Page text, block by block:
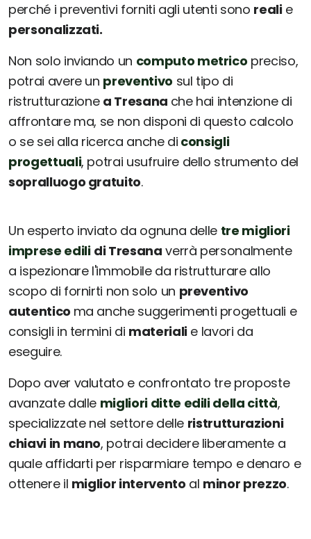
perché i preventivi forniti agli utenti sono realie
personalizzati.
Non solo inviando un computo metrico preciso,
potrai avere un preventivo sul tipo di
ristrutturazione a Tresana che hai intenzione di
affrontare ma, se non disponi di questo calcolo
o se sei alla ricerca anche di consigli
progettuali, potrai usufruire dello strumento del
sopralluogo gratuito.
Un esperto inviato da ognuna delle tre migliori
imprese edili di Tresana verrà personalmente
a ispezionare l'immobile da ristrutturare allo
scopo di fornirti non solo un preventivo
autentico ma anche suggerimenti progettuali e
consigli in termini di materialie lavori da
eseguire.
Dopo aver valutato e confrontato tre proposte
avanzate dalle migliori ditte edili della città,
specializzate nel settore delle ristrutturazioni
chiavi in mano, potrai decidere liberamente a
quale affidarti per risparmiare tempo e denaro e
ottenere il miglior intervento al minor prezzo.